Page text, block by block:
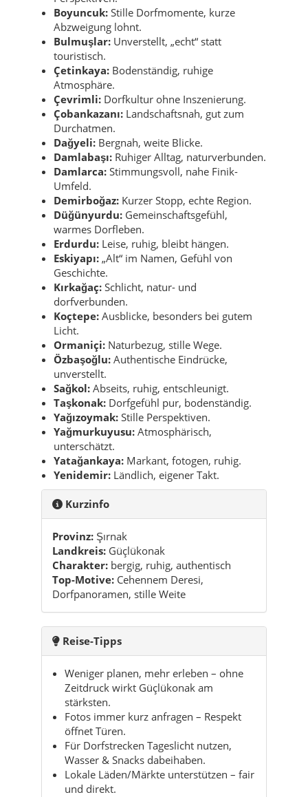
Boyuncuk: Stille Dorfmomente, kurze
Abzweigung lohnt.
Bulmuşlar: Unverstellt, „echt“ statt
touristisch.
Çetinkaya: Bodenständig, ruhige
Atmosphäre.
Çevrimli: Dorfkultur ohne Inszenierung.
Çobankazanı: Landschaftsnah, gut zum
Durchatmen.
Dağyeli: Bergnah, weite Blicke.
Damlabaşı: Ruhiger Alltag, naturverbunden.
Damlarca: Stimmungsvoll, nahe Finik-
Umfeld.
Demirboğaz: Kurzer Stopp, echte Region.
Düğünyurdu: Gemeinschaftsgefühl,
warmes Dorfleben.
Erdurdu: Leise, ruhig, bleibt hängen.
Eskiyapı: „Alt“ im Namen, Gefühl von
Geschichte.
Kırkağaç: Schlicht, natur- und
dorfverbunden.
Koçtepe: Ausblicke, besonders bei gutem
Licht.
Ormaniçi: Naturbezug, stille Wege.
Özbaşoğlu: Authentische Eindrücke,
unverstellt.
Sağkol: Abseits, ruhig, entschleunigt.
Taşkonak: Dorfgefühl pur, bodenständig.
Yağızoymak: Stille Perspektiven.
Yağmurkuyusu: Atmosphärisch,
unterschätzt.
Yatağankaya: Markant, fotogen, ruhig.
Yenidemir: Ländlich, eigener Takt.
Kurzinfo
Provinz: Şırnak
Landkreis: Güçlükonak
Charakter: bergig, ruhig, authentisch
Top-Motive: Cehennem Deresi,
Dorfpanoramen, stille Weite
Reise-Tipps
Weniger planen, mehr erleben – ohne
Zeitdruck wirkt Güçlükonak am
stärksten.
Fotos immer kurz anfragen – Respekt
öffnet Türen.
Für Dorfstrecken Tageslicht nutzen,
Wasser & Snacks dabeihaben.
Lokale Läden/Märkte unterstützen – fair
und direkt.